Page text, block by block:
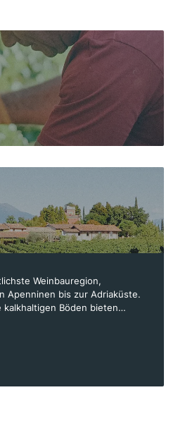
Weinbauregion,
Apenninen bis zur Adriaküste.
kalkhaltigen Böden bieten
wurde. Erst seit den 1990er
Qualität gesetzt, was
Castelli di Jesi und